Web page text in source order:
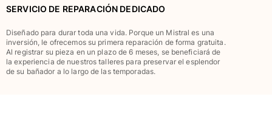
Clásico ultra ligero
Camiseta de baño
Trajes de baño mágicos
Ver todo Trajes de baño
SERVICIO DE REPARACIÓN DEDICADO
Diseñado para durar toda una vida. Porque un Mistral es una
inversión, le ofrecemos su primera reparación de forma gratuita.
Al registrar su pieza en un plazo de 6 meses, se beneficiará de
la experiencia de nuestros talleres para preservar el esplendor
de su bañador a lo largo de las temporadas.